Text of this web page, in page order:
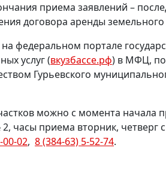
приема заявлений –
договора аренды земельного
федеральном портале
услуг (вкузбассе.рф) в МФЦ,
Гурьевского
можно с момента начала
часы приема вторник, четверг
00-02, 8 (384-63) 5-52-74.